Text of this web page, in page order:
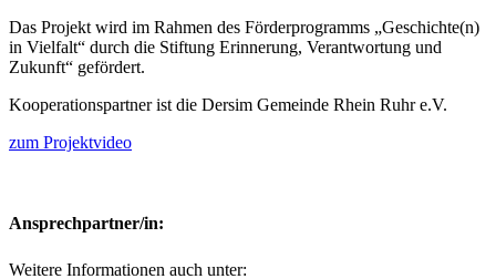
Das Projekt wird im Rahmen des Förderprogramms „Geschichte(n)
in Vielfalt“ durch die Stiftung Erinnerung, Verantwortung und
Zukunft“ gefördert.
Kooperationspartner ist die Dersim Gemeinde Rhein Ruhr e.V.
zum Projektvideo
Ansprechpartner/in:
Weitere Informationen auch unter: